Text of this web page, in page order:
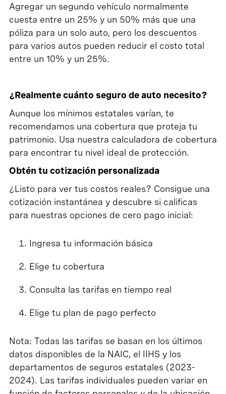
Agregar un segundo vehículo normalmente
cuesta entre un 25% y un 50% más que una
póliza para un solo auto, pero los descuentos
para varios autos pueden reducir el costo total
entre un 10% y un 25%.
¿Realmente cuánto seguro de auto necesito?
Aunque los mínimos estatales varían, te
recomendamos una cobertura que proteja tu
patrimonio. Usa nuestra calculadora de cobertura
para encontrar tu nivel ideal de protección.
Obtén tu cotización personalizada
¿Listo para ver tus costos reales? Consigue una
cotización instantánea y descubre si calificas
para nuestras opciones de cero pago inicial:
Ingresa tu información básica
Elige tu cobertura
Consulta las tarifas en tiempo real
Elige tu plan de pago perfecto
Nota: Todas las tarifas se basan en los últimos
datos disponibles de la NAIC, el IIHS y los
departamentos de seguros estatales (2023-
2024). Las tarifas individuales pueden variar en